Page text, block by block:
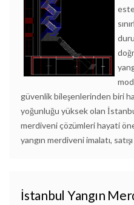
güvenlik bileşenlerinden biri
yoğunluğu yüksek olan
merdiveni çözümleri hayati
yangın merdiveni imalatı,
İstanbul Yangın